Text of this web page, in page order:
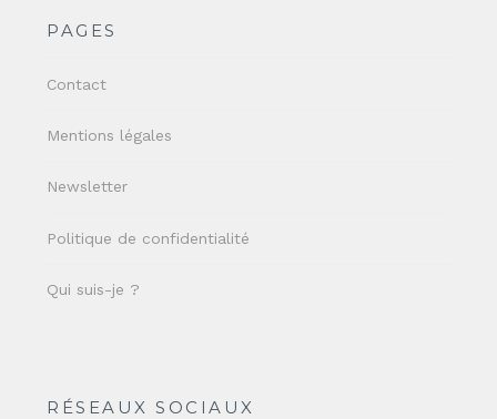
PAGES
Contact
Mentions légales
Newsletter
Politique de confidentialité
Qui suis-je ?
RÉSEAUX SOCIAUX